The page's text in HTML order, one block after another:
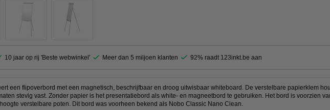
10 jaar op rij 'Beste webwinkel' Meer dan 5 miljoen klanten 92% raadt 123inkt.be aan
een flipoverbord met een magnetisch, beschrijfbaar en droog uitwisbaar whiteboard. De verstelbare papierklem
stevig vast. Zonder papier is het presentatiebord als white- en magneetbord te gebruiken. Het bord is voorzien
verstelbare poten. Dit bord was voorheen bekend als Nobo Classic Nano Clean.